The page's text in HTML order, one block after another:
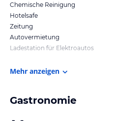
Chemische Reinigung
Hotelsafe
Zeitung
Autovermietung
Ladestation für Elektroautos
Mehr anzeigen
Gastronomie